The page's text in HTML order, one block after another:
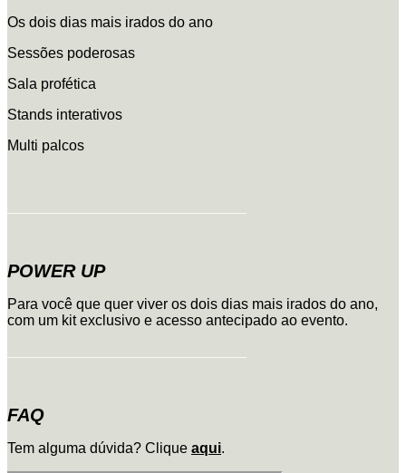
Os dois dias mais irados do ano
Sessões poderosas
Sala profética
Stands interativos
Multi palcos
POWER UP
Para você que quer viver os dois dias mais irados do ano,
com um kit exclusivo e acesso antecipado ao evento.
FAQ
Tem alguma dúvida? Clique aqui.